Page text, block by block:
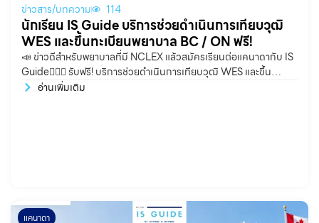
ข่าวสาร/บทความ 114
นักเรียน IS Guide บริการช่วยดำเนินการเทียบวุฒิ
WES และขึ้นทะเบียนพยาบาล BC / ON ฟรี!
📣 ข่าวดีสำหรับพยาบาลที่มี NCLEX แล้วสมัครเรียนต่อแคนาดากับ IS
Guide👩🏻‍⚕️ รับฟรี! บริการช่วยดำเนินการเทียบวุฒิ WES และขึ้น
ทะเบียนพยาบาล BC / ON 🇨🇦
อ่านเพิ่มเติม
แคนาดา